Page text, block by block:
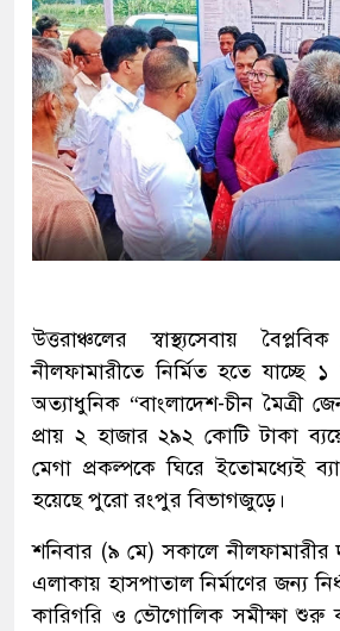
উত্তরাঞ্চলের স্বাস্থ্যসেবায়
নীলফামারীতে নির্মিত হতে যাচ্ছে ১
অত্যাধুনিক “বাংলাদেশ-চীন মৈত্রী
প্রায় ২ হাজার ২৯২ কোটি টাকা
মেগা প্রকল্পকে ঘিরে ইতোমধ্যেই
হয়েছে পুরো রংপুর বিভাগজুড়ে।
শনিবার (৯ মে) সকালে নীলফামারীর
এলাকায় হাসপাতাল নির্মাণের জন্য
কারিগরি ও ভৌগোলিক সমীক্ষা শুরু